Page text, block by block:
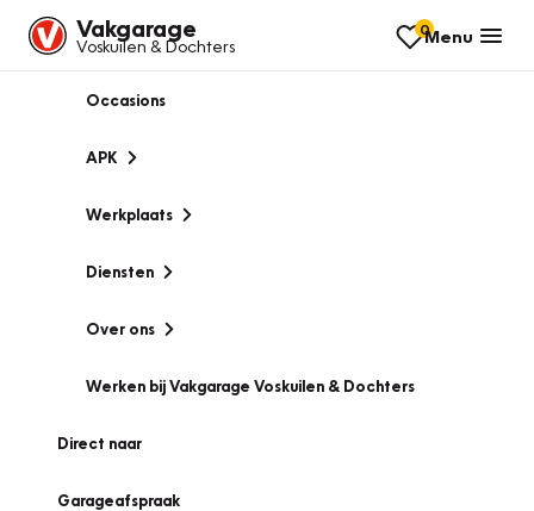
Vakgarage
Voskuilen & Dochters
0Menu
Occasions
APK
Werkplaats
Diensten
Over ons
Werken bij Vakgarage Voskuilen & Dochters
Direct naar
Garageafspraak